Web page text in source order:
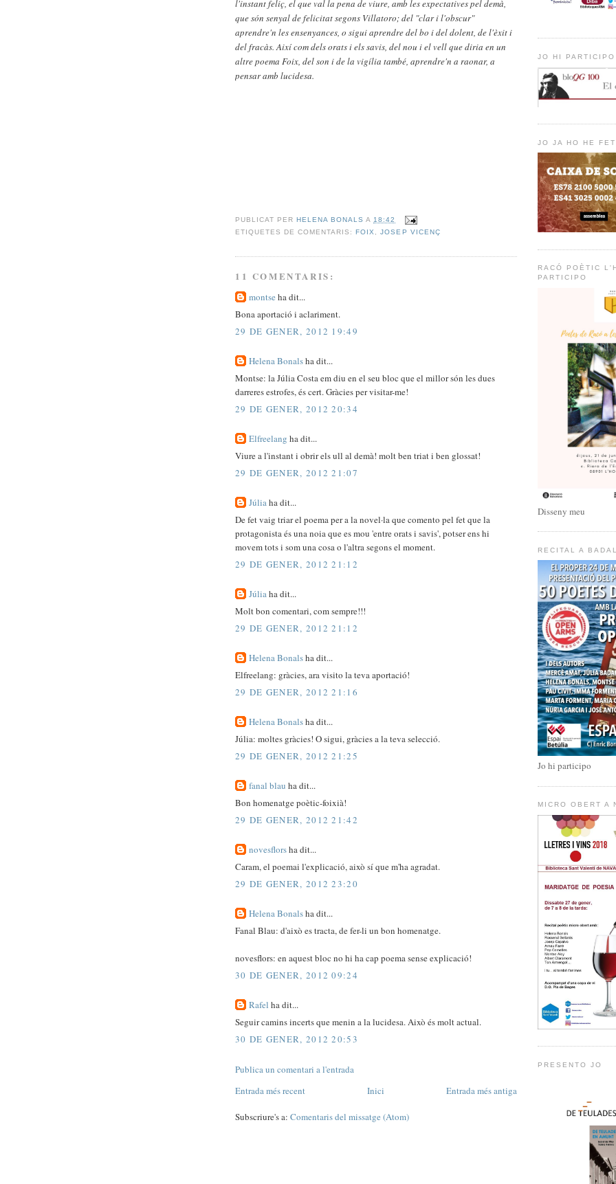
l'instant feliç, el que val la pena de viure, amb les expectatives pel demà,
que són senyal de felicitat segons Villatoro; del "clar i l'obscur"
aprendre'n les ensenyances, o sigui aprendre del bo i del dolent, de l'èxit i
del fracàs. Així com dels orats i els savis, del nou i el vell que diria en un
altre poema Foix, del son i de la vigília també, aprendre'n a raonar, a
pensar amb lucidesa.
PUBLICAT PER HELENA BONALSA18:42
ETIQUETES DE COMENTARIS: FOIX,JOSEP VICENÇ
11 COMENTARIS:
montse ha dit...
Bona aportació i aclariment.
29 DE GENER, 2012 19:49
Helena Bonalsha dit...
Montse: la Júlia Costa em diu en el seu bloc que el millor són les dues
darreres estrofes, és cert. Gràcies per visitar-me!
29 DE GENER, 2012 20:34
Elfreelang ha dit...
Viure a l'instant i obrir els ull al demà! molt ben triat i ben glossat!
29 DE GENER, 2012 21:07
Júliaha dit...
De fet vaig triar el poema per a la novel·la que comento pel fet que la
protagonista és una noia que es mou 'entre orats i savis', potser ens hi
movem tots i som una cosa o l'altra segons el moment.
29 DE GENER, 2012 21:12
Júliaha dit...
Molt bon comentari, com sempre!!!
29 DE GENER, 2012 21:12
Helena Bonalsha dit...
Elfreelang: gràcies, ara visito la teva aportació!
29 DE GENER, 2012 21:16
Helena Bonalsha dit...
Júlia: moltes gràcies! O sigui, gràcies a la teva selecció.
29 DE GENER, 2012 21:25
fanal blau ha dit...
Bon homenatge poètic-foixià!
29 DE GENER, 2012 21:42
novesflorsha dit...
Caram, el poemai l'explicació, això sí que m'ha agradat.
29 DE GENER, 2012 23:20
Helena Bonalsha dit...
Fanal Blau: d'això es tracta, de fer-li un bon homenatge.
novesflors: en aquest bloc no hi ha cap poema sense explicació!
30 DE GENER, 2012 09:24
Rafel ha dit...
Seguir camins incerts que menin a la lucidesa. Això és molt actual.
30 DE GENER, 2012 20:53
Publica un comentari a l'entrada
Entrada més recent
Entrada més antiga
Inici
Subscriure's a: Comentaris del missatge (Atom)
JO HI PARTICIPO
JO JA HO HE
RACÓ POÈTIC
PARTICIPO
Disseny meu
RECITAL A
Jo hi participo
MICRO OBERT A
PRESENTO JO